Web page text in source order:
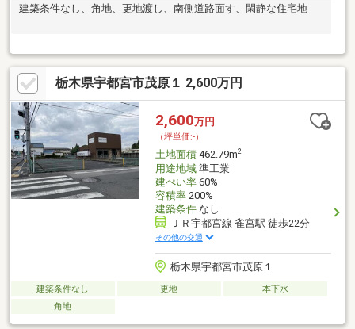
建築条件なし、角地、更地渡し、南側道路面す、閑静な住宅地
栃木県宇都宮市茂原１ 2,600万円
2,600万円
（坪単価:-）
土地面積462.79m2
用途地域準工業
建ぺい率60%
容積率200%
建築条件なし
ＪＲ宇都宮線 雀宮駅 徒歩22分
その他の交通
栃木県宇都宮市茂原１
建築条件なし 更地
本下水
角地